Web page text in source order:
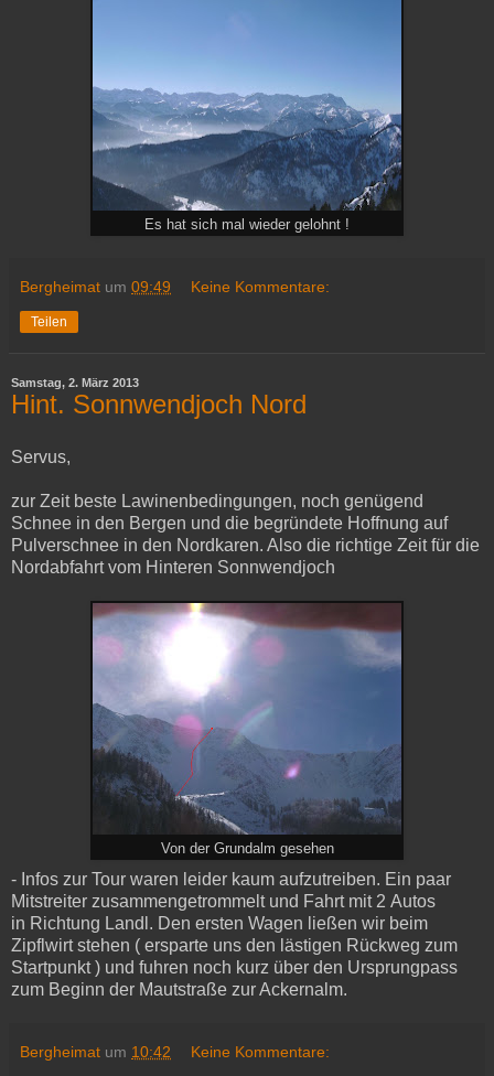
Es hat sich mal wieder gelohnt !
Bergheimat um 09:49 Keine Kommentare:
Teilen
Samstag, 2. März 2013
Hint. Sonnwendjoch Nord
Servus,
zur Zeit beste Lawinenbedingungen, noch genügend
Schnee in den Bergen und die begründete Hoffnung auf
Pulverschnee in den Nordkaren. Also die richtige Zeit für die
Nordabfahrt vom Hinteren Sonnwendjoch
Von der Grundalm gesehen
- Infos zur Tour waren leider kaum aufzutreiben. Ein paar
Mitstreiter zusammengetrommelt und Fahrt mit 2 Autos
in Richtung Landl. Den ersten Wagen ließen wir beim
Zipflwirt stehen ( ersparte uns den lästigen Rückweg zum
Startpunkt ) und fuhren noch kurz über den Ursprungpass
zum Beginn der Mautstraße zur Ackernalm.
Bergheimat um 10:42 Keine Kommentare: